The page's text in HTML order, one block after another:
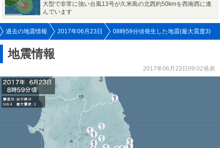
大型で非常に強い台風13号が久米島の北西約50kmを西南西に進
んでいます
過去の地震情報 2017年06月23日 08時59分頃発生した地震(最大震度3)
地震情報
2017年06月23日09:02発表